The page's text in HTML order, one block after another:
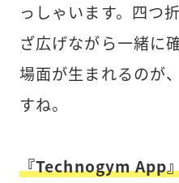
っしゃいます。四つ
ざ広げながら一緒
場面が生まれるのが
すね。
『Technogym App